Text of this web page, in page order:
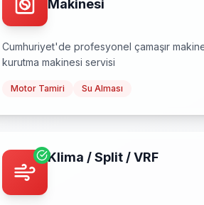
Makinesi
Cumhuriyet'de profesyonel çamaşır
kurutma makinesi servisi
Motor Tamiri Su Alması
Klima / Split / VRF